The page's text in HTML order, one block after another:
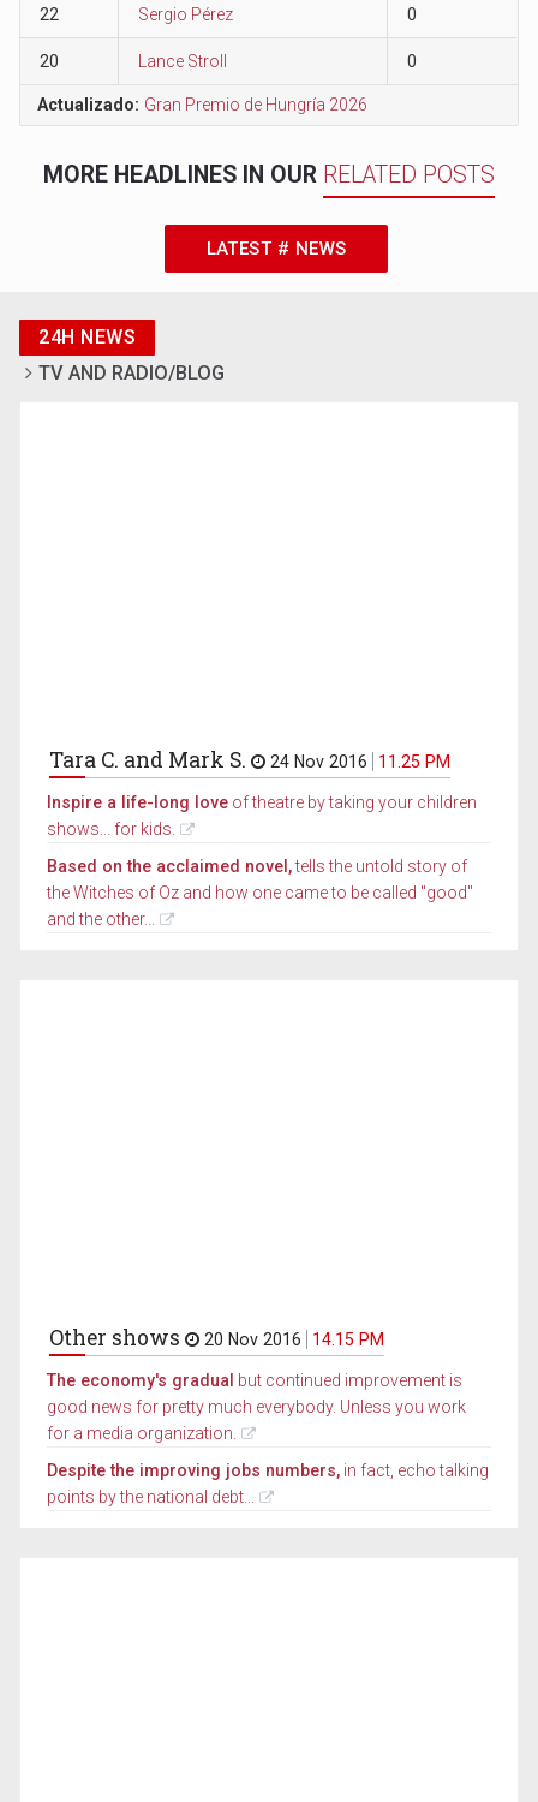
22 Sergio Pérez 0
20 Lance Stroll 0
Actualizado: Gran Premio de Hungría 2026
MORE HEADLINES IN OUR RELATED POSTS
LATEST # NEWS
24H NEWS
TV AND RADIO/BLOG
Tara C. and Mark S. 24 Nov 2016 11.25 PM
Inspire a life-long love of theatre by taking your children
shows... for kids.
Based on the acclaimed novel,tells the untold story of
the Witches of Oz and how one came to be called "good"
and the other...
Other shows 20 Nov 2016 14.15 PM
The economy's gradual but continued improvement is
good news for pretty much everybody. Unless you work
for a media organization.
Despite the improving jobs numbers, in fact, echo talking
points by the national debt...